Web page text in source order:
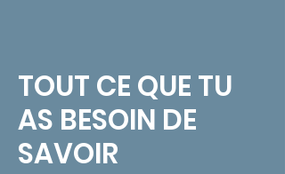
TOUT CE QUE TU
AS BESOIN DE
SAVOIR